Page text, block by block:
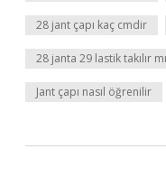
28 jant çapı kaç cmdir
28 janta 29 lastik takılır mı
Jant çapı nasıl öğrenilir